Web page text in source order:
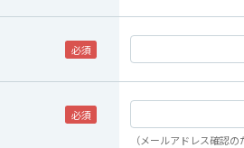
（メールアドレス確認